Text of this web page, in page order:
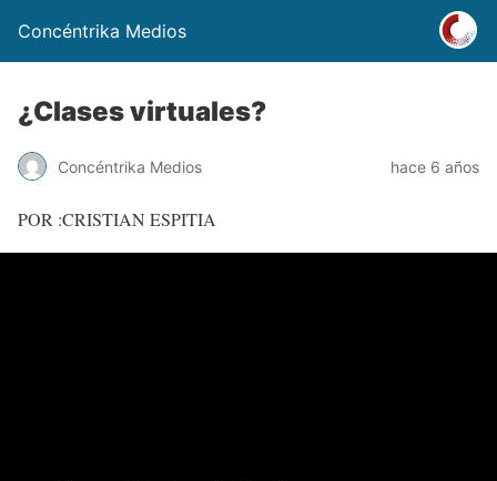
Concéntrika Medios
¿Clases virtuales?
Concéntrika Medios hace 6 años
POR :CRISTIAN ESPITIA